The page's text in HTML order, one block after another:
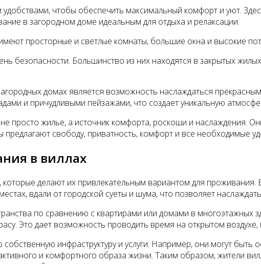
чтобы обеспечить максимальный комфорт и уют.
в загородном доме идеальным для отдыха и релаксации.
просторные и светлые комнаты, большие окна и высокие
безопасности. Большинство из них находятся в закрытых
домах является возможность наслаждаться
и причудливыми пейзажами, что создает уникальную
просто жилье, а источник комфорта, роскоши и наслаждения.
свободу, приватность, комфорт и все необходимые
в виллах
делают их привлекательным вариантом для
вдали от городской суеты и шума, что позволяет
по сравнению с квартирами или домами в многоэтажных
Это дает возможность проводить время на открытом
инфраструктуру и услуги. Например, они могут
и комфортного образа жизни. Таким образом, жители